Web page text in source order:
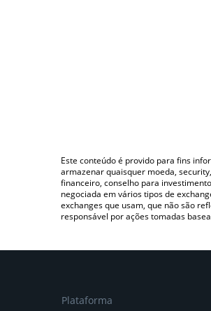
Este conteúdo é provido para fins
armazenar quaisquer moeda,
financeiro, conselho para
negociada em vários tipos de
exchanges que usam, que não são
responsável por ações tomadas
Plataforma